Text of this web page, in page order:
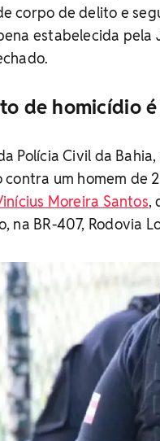
corpo de delito e
estabelecida pela
de homicídio
Polícia Civil da
contra um homem de
Moreira Santos,
na BR-407, Rodovia